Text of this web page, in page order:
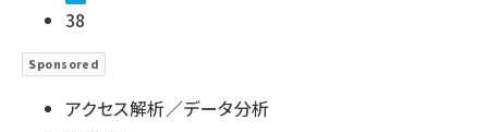
38
Sponsored
アクセス解析／データ分析